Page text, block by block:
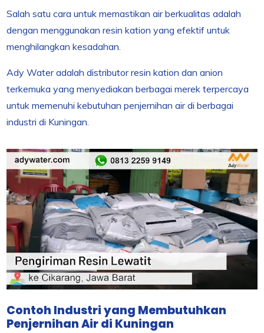
Salah satu cara untuk memastikan air berkualitas adalah
dengan menggunakan resin kation yang efektif untuk
menghilangkan kesadahan.
Ady Water adalah distributor resin kation dan anion
terkemuka yang menyediakan berbagai merek terpercaya
untuk memenuhi kebutuhan penjernihan air di berbagai
industri di Kuningan.
Contoh Industri yang Membutuhkan
Penjernihan Air di Kuningan